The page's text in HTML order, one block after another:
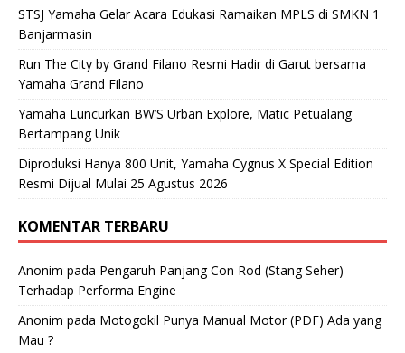
STSJ Yamaha Gelar Acara Edukasi Ramaikan MPLS di SMKN 1
Banjarmasin
Run The City by Grand Filano Resmi Hadir di Garut bersama
Yamaha Grand Filano
Yamaha Luncurkan BW’S Urban Explore, Matic Petualang
Bertampang Unik
Diproduksi Hanya 800 Unit, Yamaha Cygnus X Special Edition
Resmi Dijual Mulai 25 Agustus 2026
KOMENTAR TERBARU
Anonim pada Pengaruh Panjang Con Rod (Stang Seher)
Terhadap Performa Engine
Anonim pada Motogokil Punya Manual Motor (PDF) Ada yang
Mau ?